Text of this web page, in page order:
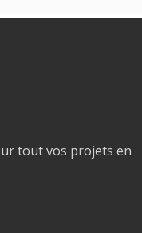
tout vos projets en